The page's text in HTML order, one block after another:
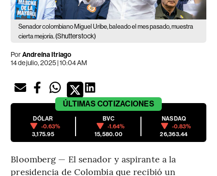
Senador colombiano Miguel Uribe, baleado el mes pasado, muestra
cierta mejoría. (Shutterstock)
PorAndreína Itriago
14 de julio, 2025 | 10:04 AM
ÚLTIMAS COTIZACIONES
DÓLAR
-0.63%
3,175.95
BVC
-1.64%
15,580.00
NASDAQ
-0.83%
26,363.44
Bloomberg — El senador y aspirante a la
presidencia de Colombia que recibió un